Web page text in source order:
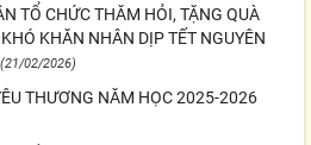
TỔ CHỨC THĂM HỎI, TẶNG QUÀ
KHĂN NHÂN DỊP TẾT NGUYÊN
(21/02/2026)
THƯƠNG NĂM HỌC 2025-2026